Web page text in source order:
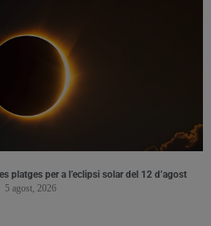
platges per a l’eclipsi solar del 12 d’agost
5 agost, 2026